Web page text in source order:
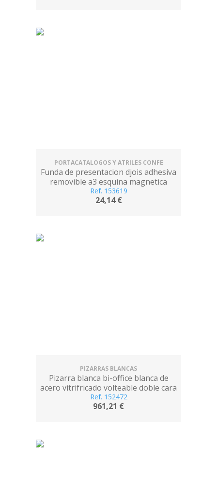
PORTACATALOGOS Y ATRILES CONFE
Funda de presentacion djois adhesiva
removible a3 esquina magnetica
capacidad 10 hojas pack de 2 unidades
Ref. 153619
24,14 €
PIZARRAS BLANCAS
Pizarra blanca bi-office blanca de
acero vitrifricado volteable doble cara
120x150 cm
Ref. 152472
961,21 €